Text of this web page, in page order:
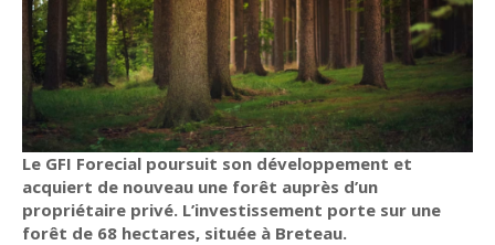
Le GFI Forecial poursuit son développement et
acquiert de nouveau une forêt auprès d’un
propriétaire privé. L’investissement porte sur une
forêt de 68 hectares, située à Breteau.